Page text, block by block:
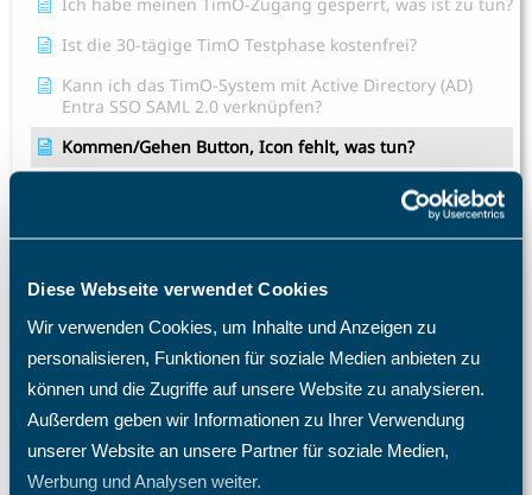
Diese Webseite verwendet Cookies
Wir verwenden Cookies, um Inhalte und Anzeigen zu
personalisieren, Funktionen für soziale Medien anbieten zu
können und die Zugriffe auf unsere Website zu analysieren.
Außerdem geben wir Informationen zu Ihrer Verwendung
unserer Website an unsere Partner für soziale Medien,
Werbung und Analysen weiter.
Ist die 30-tägige TimO Testphase kostenfrei?
Kann ich das TimO-System mit Active Directory (AD)
Entra SSO SAML 2.0 verknüpfen?
Kommen/Gehen Button, Icon fehlt, was tun?
Mein Mitarbeiter sieht die Abwesenheitsart Krank nicht,
Projekt Stundennachweis
Schulweg als Arbeitszeit
Tagesübergreifende Zeitbuchungen
Alle Artikel anzeigen
( 59 )